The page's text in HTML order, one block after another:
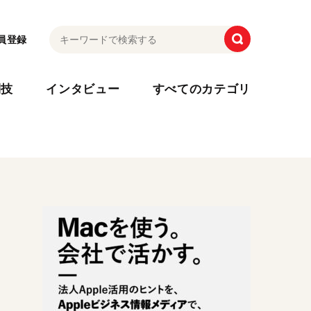
登録
インタビュー すべてのカテゴリ